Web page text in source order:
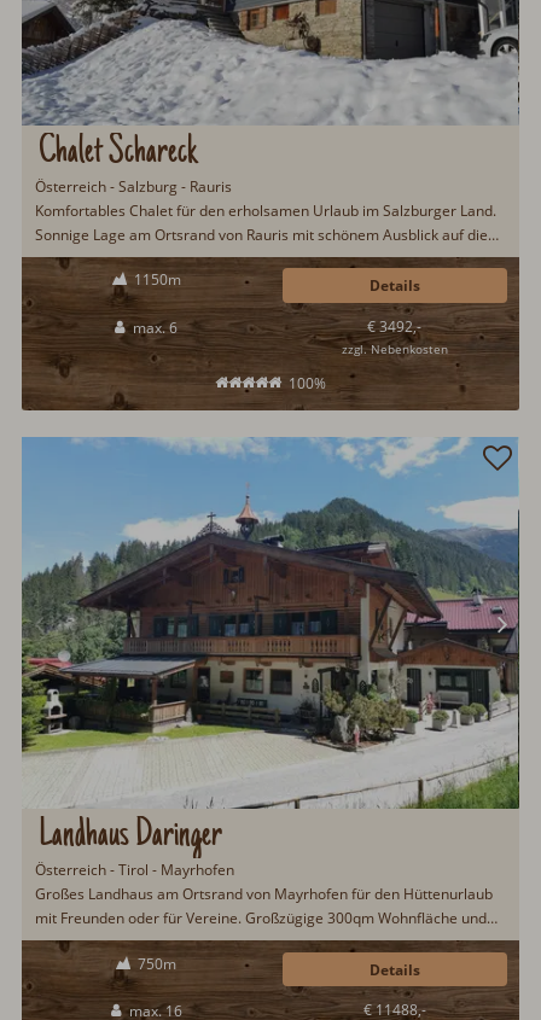
Chalet Schareck
Österreich - Salzburg - Rauris
Komfortables Chalet für den erholsamen Urlaub im Salzburger Land.
Sonnige Lage am Ortsrand von Rauris mit schönem Ausblick auf die
umliegenden Berge und Wälder. Zur Ausstattung zählen u.a. Sauna,
Schwedenofen, Sound-Anlage, Whirlpool und WLAN. Das Grundstück
vom Chalet Schareck ist eingezäunt und Haustiere herzlich
willkommen...
1150m
max. 6
100%
€ 3492,-
zzgl. Nebenkosten
Details
Landhaus Daringer
Österreich - Tirol - Mayrhofen
Großes Landhaus am Ortsrand von Mayrhofen für den Hüttenurlaub
mit Freunden oder für Vereine. Großzügige 300qm Wohnfläche und
Schlafplätze für 16 Gäste. Gemütliche Stube mit Kachelofen und
Schwedenofen. Gut ausgestattete Küche und überdachter Freisitz.
Ruhige Ortsrandlage in Mayrhofen im Zillertal...
750m
max. 16 € 11488,-
Details